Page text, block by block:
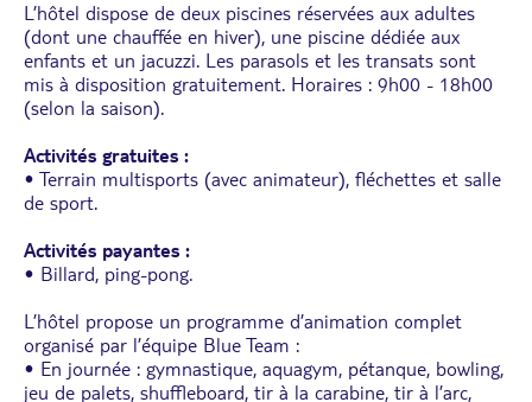
L’hôtel dispose de deux piscines réservées aux adultes
(dont une chauffée en hiver), une piscine dédiée aux
enfants et un jacuzzi. Les parasols et les transats sont
mis à disposition gratuitement. Horaires : 9h00 - 18h00
(selon la saison).
Activités gratuites :
• Terrain multisports (avec animateur), fléchettes et salle
de sport.
Activités payantes :
• Billard, ping-pong.
L’hôtel propose un programme d’animation complet
organisé par l’équipe Blue Team :
• En journée : gymnastique, aquagym, pétanque, bowling,
jeu de palets, shuffleboard, tir à la carabine, tir à l’arc,